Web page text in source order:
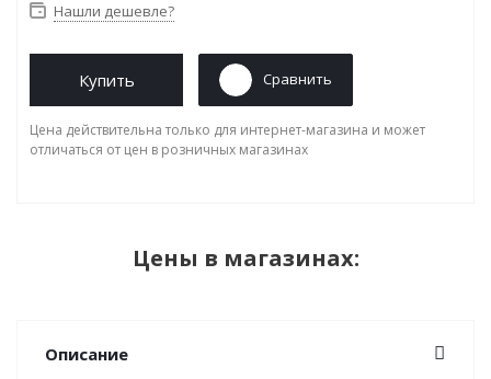
Нашли дешевле?
Купить Сравнить
Цена действительна только для интернет-магазина и может
отличаться от цен в розничных магазинах
Цены в магазинах:
Описание